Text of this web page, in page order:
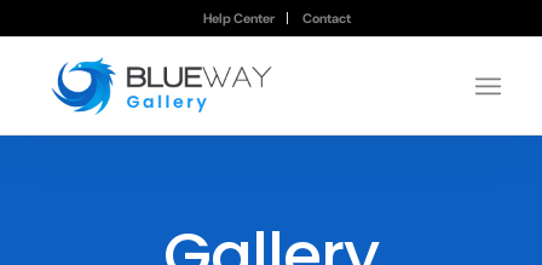
Help Center Contact